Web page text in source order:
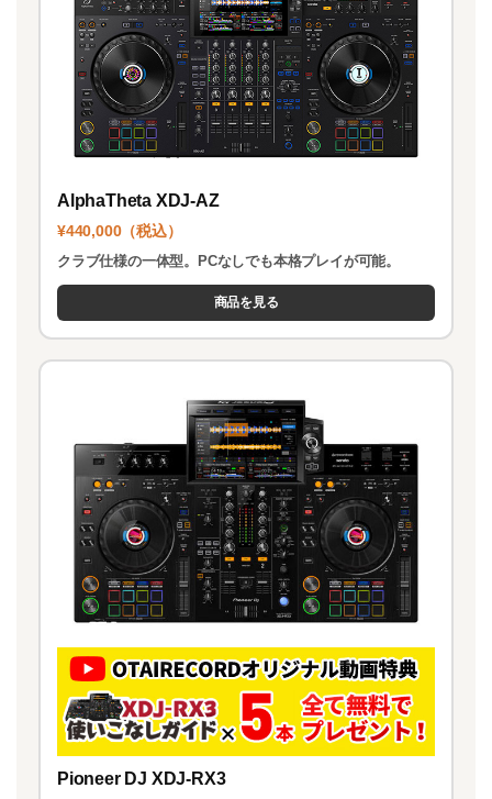
AlphaTheta XDJ-AZ
¥440,000（税込）
クラブ仕様の一体型。PCなしでも本格プレイが可能。
商品を見る
Pioneer DJ XDJ-RX3